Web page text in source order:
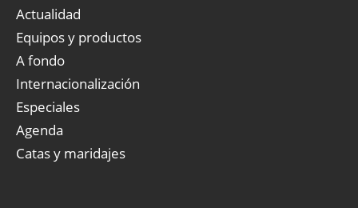
Actualidad
Equipos y productos
A fondo
Internacionalización
Especiales
Agenda
Catas y maridajes